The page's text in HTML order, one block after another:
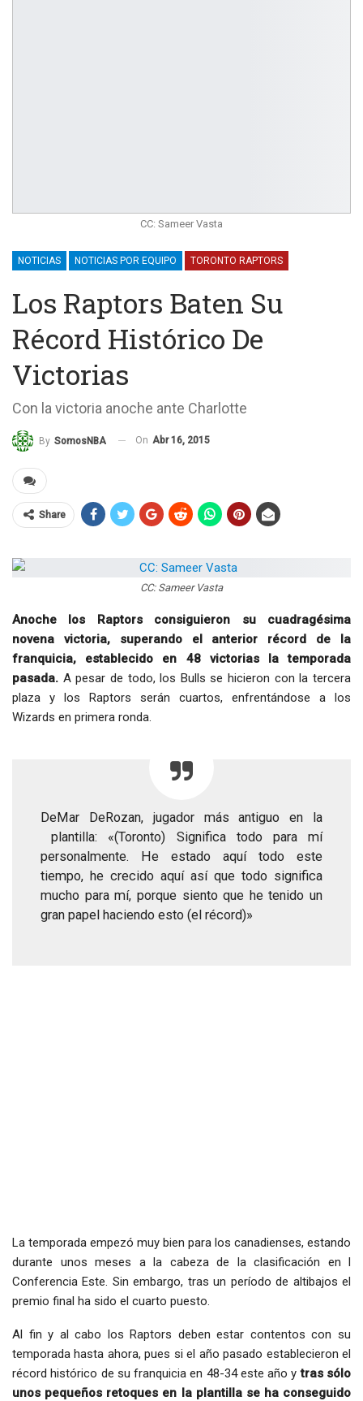
CC: Sameer Vasta
NOTICIAS NOTICIAS POR EQUIPO TORONTO RAPTORS
Los Raptors Baten Su
Récord Histórico De
Victorias
Con la victoria anoche ante Charlotte
By SomosNBA On Abr 16, 2015
Share
CC: Sameer Vasta
Anoche los Raptors consiguieron su cuadragésima
novena victoria, superando el anterior récord de la
franquicia, establecido en 48 victorias la temporada
pasada. A pesar de todo, los Bulls se hicieron con la tercera
plaza y los Raptors serán cuartos, enfrentándose a los
Wizards en primera ronda.
DeMar DeRozan, jugador más antiguo en la
plantilla: «(Toronto) Significa todo para mí
personalmente. He estado aquí todo este
tiempo, he crecido aquí así que todo significa
mucho para mí, porque siento que he tenido un
gran papel haciendo esto (el récord)»
La temporada empezó muy bien para los canadienses, estando
durante unos meses a la cabeza de la clasificación en l
Conferencia Este. Sin embargo, tras un período de altibajos el
premio final ha sido el cuarto puesto.
Al fin y al cabo los Raptors deben estar contentos con su
temporada hasta ahora, pues si el año pasado establecieron el
récord histórico de su franquicia en 48-34 este año ytras sólo
unos pequeños retoques en la plantilla se ha conseguido